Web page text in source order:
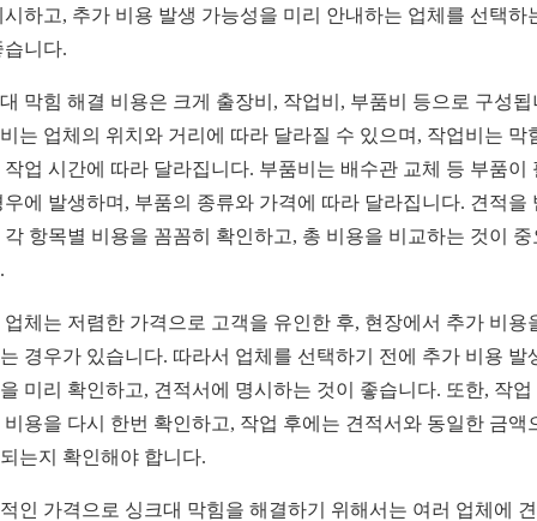
시하고, 추가 비용 발생 가능성을 미리 안내하는 업체를 선택하
습니다.
막힘 해결 비용은 크게 출장비, 작업비, 부품비 등으로 구성됩
는 업체의 위치와 거리에 따라 달라질 수 있으며, 작업비는 막
작업 시간에 따라 달라집니다. 부품비는 배수관 교체 등 부품이
우에 발생하며, 부품의 종류와 가격에 따라 달라집니다. 견적을
각 항목별 비용을 꼼꼼히 확인하고, 총 비용을 비교하는 것이 중
업체는 저렴한 가격으로 고객을 유인한 후, 현장에서 추가 비용
경우가 있습니다. 따라서 업체를 선택하기 전에 추가 비용 발
미리 확인하고, 견적서에 명시하는 것이 좋습니다. 또한, 작업
비용을 다시 한번 확인하고, 작업 후에는 견적서와 동일한 금액
는지 확인해야 합니다.
인 가격으로 싱크대 막힘을 해결하기 위해서는 여러 업체에